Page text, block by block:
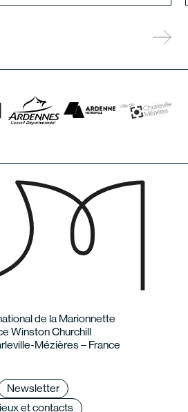
de la Marionnette
Winston Churchill
Mézières – France
Newsletter
et contacts